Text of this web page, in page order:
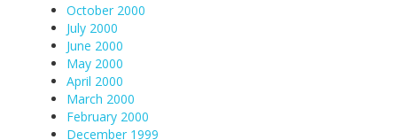
October 2000
July 2000
June 2000
May 2000
April 2000
March 2000
February 2000
December 1999